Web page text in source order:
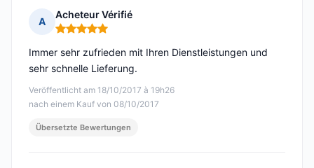
A
Acheteur Vérifié
Hinweis: 5 von 5
Veröffentlicht am 18/10/2017 à 19h26
nach einem Kauf von 08/10/2017
Immer sehr zufrieden mit Ihren Dienstleistungen und
sehr schnelle Lieferung.
Übersetzte Bewertungen